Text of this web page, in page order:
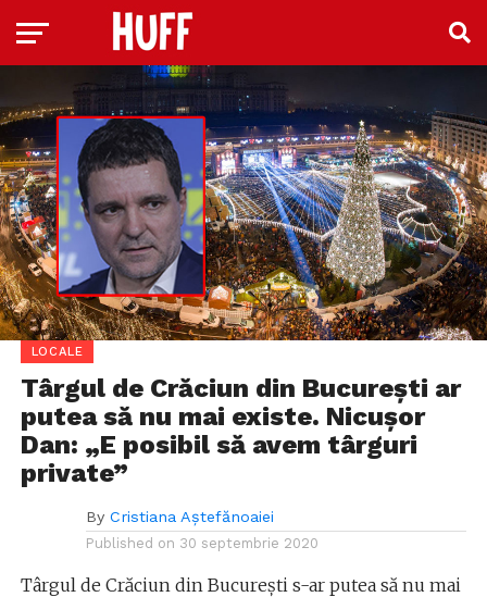
LOCALE
Târgul de Crăciun din București ar
putea să nu mai existe. Nicuşor
Dan: „E posibil să avem târguri
private”
By Cristiana Aștefănoaiei
Published on 30 septembrie 2020
Târgul de Crăciun din București s-ar putea să nu mai